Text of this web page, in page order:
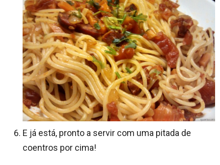
E já está, pronto a servir com uma pitada de
coentros por cima!